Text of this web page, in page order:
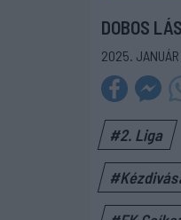
DOBOS
2025.
#2. Liga